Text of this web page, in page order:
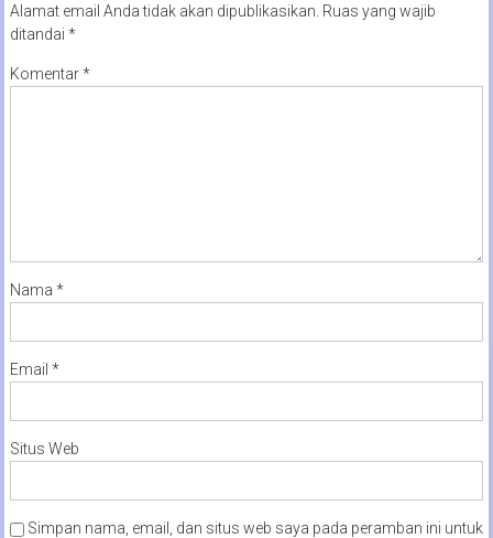
Alamat email Anda tidak akan dipublikasikan. Ruas yang wajib
ditandai *
Komentar*
Nama *
Email *
Situs Web
Simpan nama, email, dan situs web saya pada peramban ini untuk